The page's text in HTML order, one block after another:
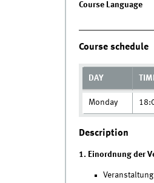
Course Language
Course schedule
DAY
Monday
Description
1. Einordnung der